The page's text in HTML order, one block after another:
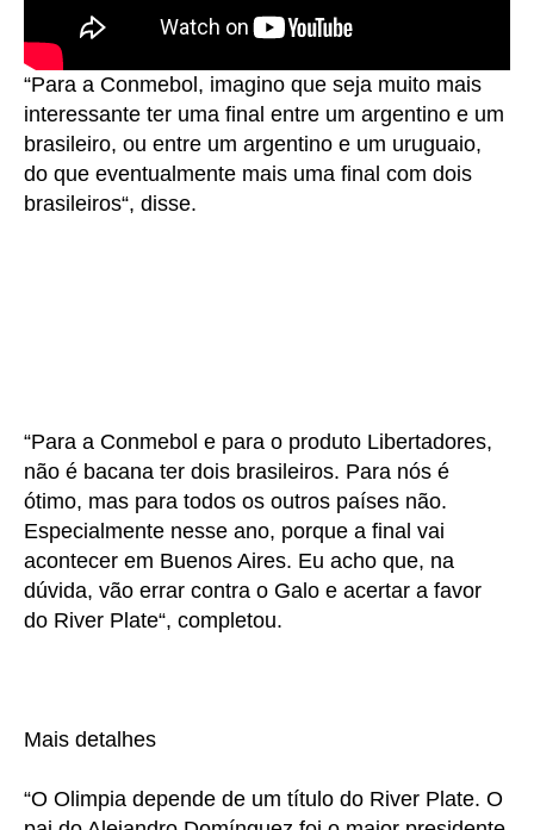
“Para a Conmebol, imagino que seja muito mais
interessante ter uma final entre um argentino e um
brasileiro, ou entre um argentino e um uruguaio,
do que eventualmente mais uma final com dois
brasileiros“, disse.
“Para a Conmebol e para o produto Libertadores,
não é bacana ter dois brasileiros. Para nós é
ótimo, mas para todos os outros países não.
Especialmente nesse ano, porque a final vai
acontecer em Buenos Aires. Eu acho que, na
dúvida, vão errar contra o Galo e acertar a favor
do River Plate“, completou.
Mais detalhes
“O Olimpia depende de um título do River Plate. O